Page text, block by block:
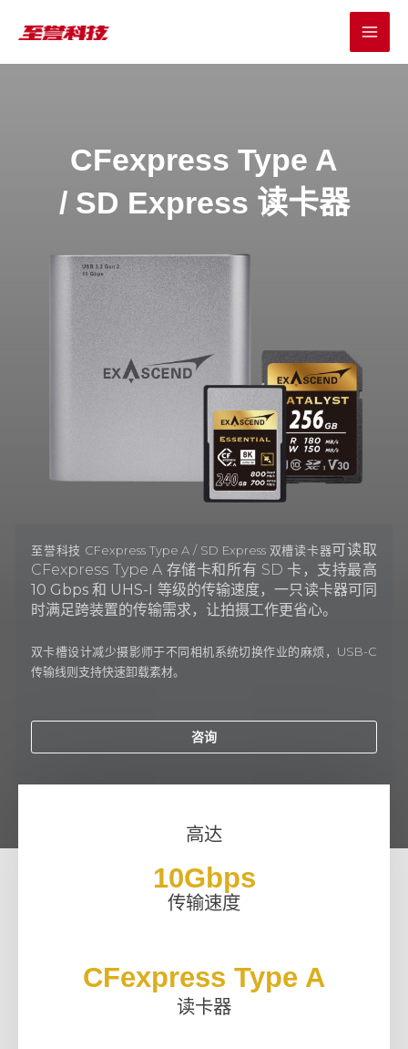
内
CFexpress Type A
/ SD Express 读卡器
至誉科技 CFexpress Type A / SD Express 双槽读卡器可读取
CFexpress Type A 存储卡和所有 SD 卡， 支持最高
10 Gbps 和 UHS-I 等级的传输速度，一只读卡器可同
时满足跨装置的传输需求，让拍摄工作更省心。
双卡槽设计减少摄影师于不同相机系统切换作业的麻烦，USB-C
传输线则支持快速卸载素材。
咨询
高达
10Gbps
传输速度
CFexpress Type A
读卡器